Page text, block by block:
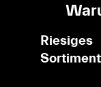
Riesiges
Sortiment